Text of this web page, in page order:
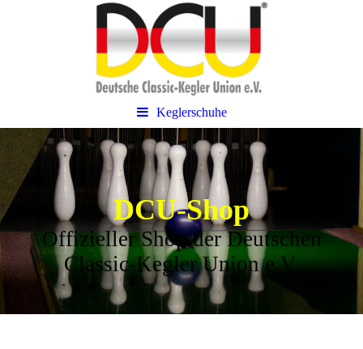
Keglerschuhe
DCU-Shop
Offizieller Shop der Deutschen
Classic-Kegler Union e.V.